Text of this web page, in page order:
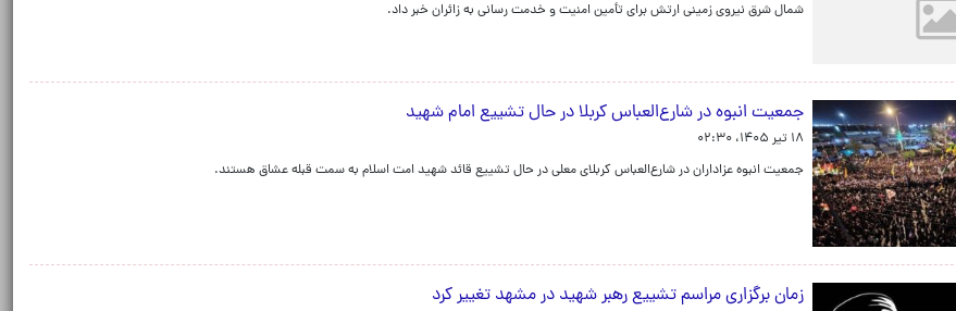
شمال‌ شرق نیروی زمینی ارتش برای تأمین امنیت و خدمت ‌رسانی به زائران خبر داد.
جمعیت انبوه در شارع‌العباس کربلا در حال تشییع امام شهید
۱۸ تیر ۱۴۰۵، ۰۲:۳۰
جمعیت انبوه عزاداران در شارع‌العباس کربلای معلی در حال تشییع قائد شهید امت اسلام به سمت قبله عشاق هستند.
زمان برگزاری مراسم تشییع رهبر شهید در مشهد تغییر کرد